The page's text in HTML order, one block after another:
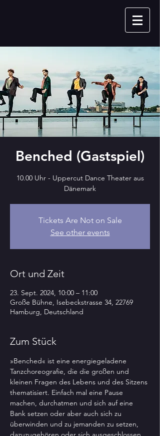
Benched (Gastspiel)
10.00 Uhr - Uppercut Dance Theater aus
Dänemark
Tickets Are Not on Sale
See other events
Ort und Zeit
23. Sept. 2024, 10:00 – 11:00
Große Bühne, Isebeckstrasse 34, 22769
Hamburg, Deutschland
Zum Stück
»Benched« ist eine energiegeladene
Tanzchoreografie, die die großen und
kleinen Fragen des Lebens und des Sitzens
thematisiert. Einfach mal eine Pause
machen, durchatmen und sich auf eine
Bank setzen oder aber auch sich zu
überwinden und zu jemanden zu setzen,